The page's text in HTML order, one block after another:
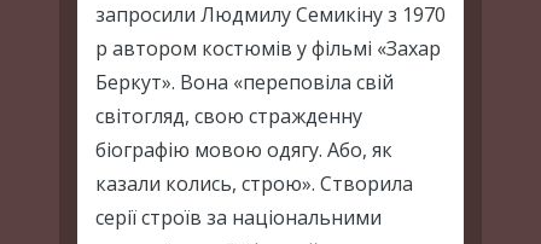
запросили Людмилу Семикіну з 1970
р автором костюмів у фільмі «Захар
Беркут». Вона «переповіла свій
світогляд, свою стражденну
біографію мовою одягу. Або, як
казали колись, строю». Створила
серії строїв за національними